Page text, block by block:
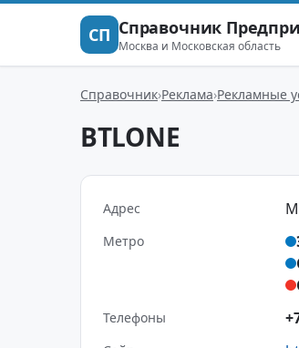
СП Справочник
Москва и Московская область
Справочник Реклама Рекламные
BTLONE
Адрес
Метро
Телефоны